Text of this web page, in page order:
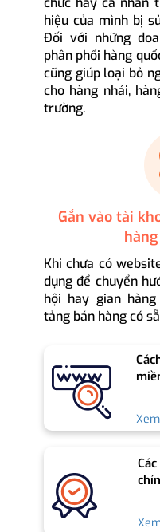
hiệu của mình bị
Đối với những
phân phối hàng
cũng giúp loại bỏ
cho hàng nhái,
trường.
Gắn vào tài
Khi chưa có
dụng để chuyển
hội hay gian
tảng bán hàng có